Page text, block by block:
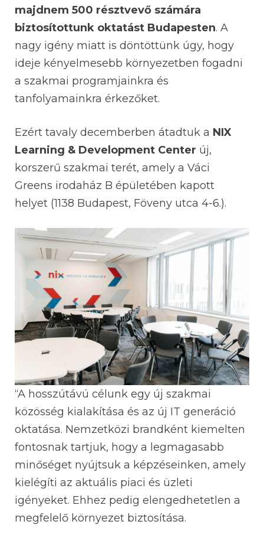
majdnem 500 résztvevő számára
biztosítottunk oktatást Budapesten. A
nagy igény miatt is döntöttünk úgy, hogy
ideje kényelmesebb környezetben fogadni
a szakmai programjainkra és
tanfolyamainkra érkezőket.
Ezért tavaly decemberben átadtuk a NIX
Learning & Development Center új,
korszerű szakmai terét, amely a Váci
Greens irodaház B épületében kapott
helyet (1138 Budapest, Föveny utca 4-6.).
“A hosszútávú célunk egy új szakmai
közösség kialakítása és az új IT generáció
oktatása. Nemzetközi brandként kiemelten
fontosnak tartjuk, hogy a legmagasabb
minőséget nyújtsuk a képzéseinken, amely
kielégíti az aktuális piaci és üzleti
igényeket. Ehhez pedig elengedhetetlen a
megfelelő környezet biztosítása.